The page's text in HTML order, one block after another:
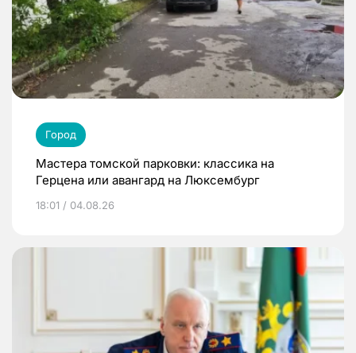
Город
Мастера томской парковки: классика на
Герцена или авангард на Люксембург
18:01 / 04.08.26